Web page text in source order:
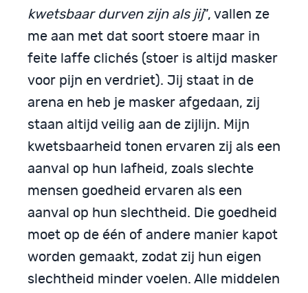
kwetsbaar durven zijn als jij”, vallen ze
me aan met dat soort stoere maar in
feite laffe clichés (stoer is altijd masker
voor pijn en verdriet). Jij staat in de
arena en heb je masker afgedaan, zij
staan altijd veilig aan de zijlijn. Mijn
kwetsbaarheid tonen ervaren zij als een
aanval op hun lafheid, zoals slechte
mensen goedheid ervaren als een
aanval op hun slechtheid. Die goedheid
moet op de één of andere manier kapot
worden gemaakt, zodat zij hun eigen
slechtheid minder voelen. Alle middelen